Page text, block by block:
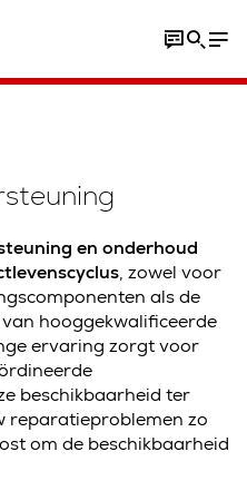
en onderhoud
, zowel voor
als de
hooggekwalificeerde
ervaring zorgt voor
beschikbaarheid ter
reparatieproblemen zo
om de beschikbaarheid